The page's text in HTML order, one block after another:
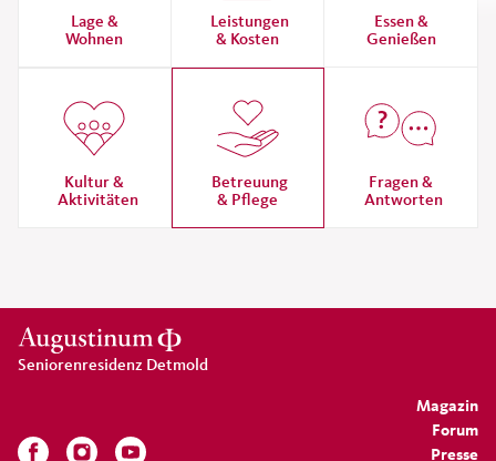
Lage &
Wohnen
Leistungen
& Kosten
Essen &
Genießen
Kultur &
Aktivitäten
Betreuung
& Pflege
Fragen &
Antworten
Magazin
Forum
Presse
Seniorenresidenz Detmold